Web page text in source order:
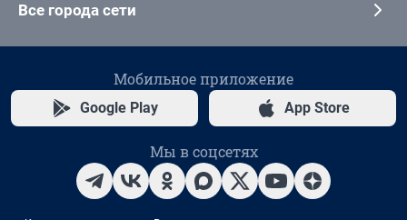
Все города сети
Мобильное приложение
Google Play App Store
Мы в соцсетях